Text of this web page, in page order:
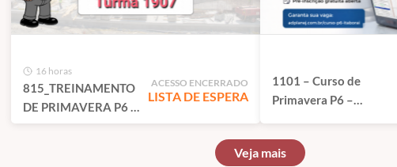
16 horas
815_TREINAMENTO
DE PRIMAVERA P6 –
ON-LINE – TURMA
ACESSO ENCERRADO
LISTA DE ESPERA
1101 – Curso de
Primavera P6 –
Veja mais